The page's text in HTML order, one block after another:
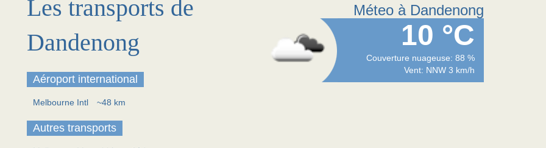
Les transports de
Dandenong
Aéroport international
Melbourne Intl ~48 km
Autres transports
Méteo à Dandenong
10 °C
Couverture nuageuse: 88 %
Vent: NNW 3 km/h